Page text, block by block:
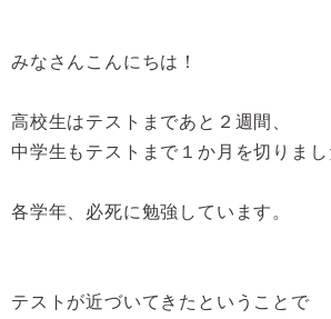
みなさんこんにちは！
高校生はテストまであと２週間、
中学生もテストまで１か月を切りまし
各学年、必死に勉強しています。
テストが近づいてきたということで